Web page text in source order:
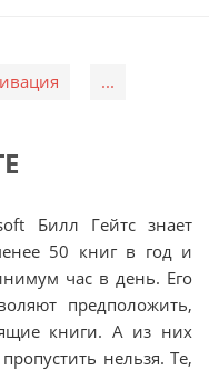
...
Билл Гейтс знает
50 книг в год и
час в день. Его
предположить,
книги. А из них
нельзя. Те,